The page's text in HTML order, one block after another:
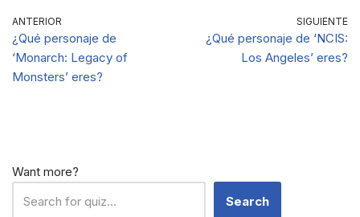
gastronómicas
ANTERIOR
¿Qué personaje de
‘Monarch: Legacy of
Monsters’ eres?
SIGUIENTE
¿Qué personaje de ‘NCIS:
Los Angeles’ eres?
Want more?
Search